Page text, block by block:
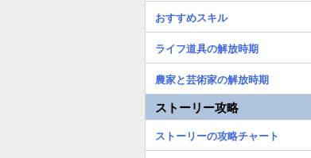
おすすめスキル
ライフ道具の解放時期
農家と芸術家の解放時期
ストーリー攻略
ストーリーの攻略チャート